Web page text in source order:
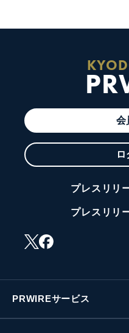
会
プレスリリ
プレスリリ
PRWIREサービス